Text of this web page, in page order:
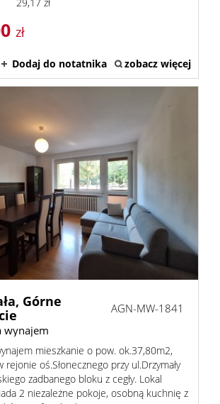
zł
Dodaj do notatnika zobacz więcej
Górne
wynajem
AGN-MW-1841
mieszkanie o pow. ok.37,80m2,
rejonie oś.Słonecznego przy ul.Drzymały
zadbanego bloku z cegły. Lokal
2 niezależne pokoje, osobną kuchnię z